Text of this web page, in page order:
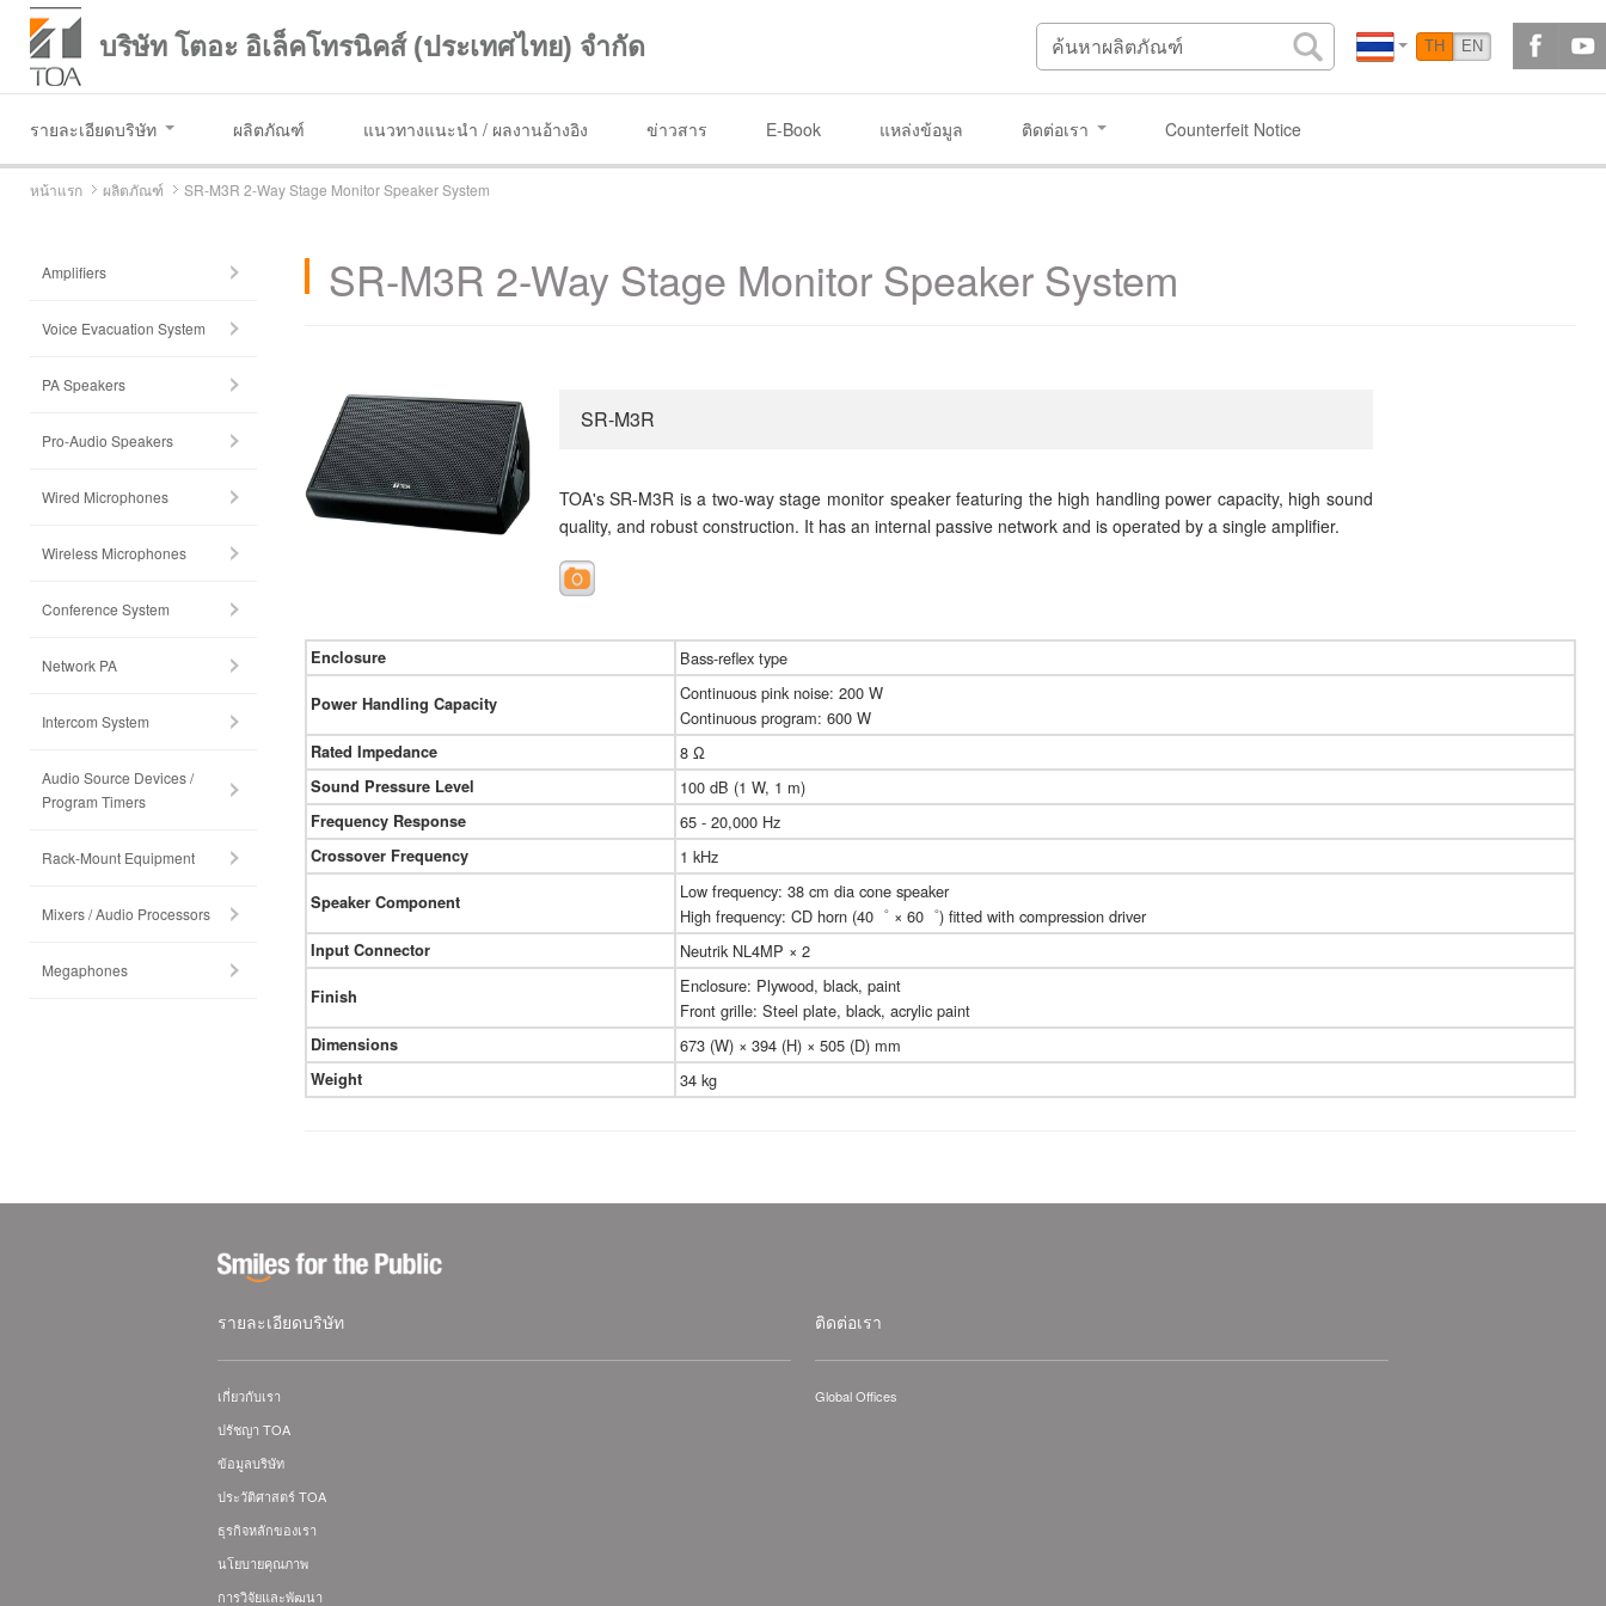
บริษัท โตอะ อิเล็คโทรนิคส์ (ประเทศไทย) จำกัด TH EN
รายละเอียดบริษัท ผลิตภัณฑ์ แนวทางแนะนำ / ผลงานอ้างอิง ข่าวสาร E-Book แหล่งข้อมูล ติดต่อเรา Counterfeit Notice
หน้าแรก ผลิตภัณฑ์ SR-M3R 2-Way Stage Monitor Speaker System
SR-M3R 2-Way Stage Monitor Speaker System
SR-M3R
TOA's SR-M3R is a two-way stage monitor speaker featuring the high handling power capacity, high sound
quality, and robust construction. It has an internal passive network and is operated by a single amplifier.
Enclosure Bass-reflex type
Power Handling Capacity
Continuous pink noise: 200 W
Continuous program: 600 W
Rated Impedance 8 Ω
Sound Pressure Level 100 dB (1 W, 1 m)
Frequency Response 65 - 20,000 Hz
Crossover Frequency 1 kHz
Speaker Component
Low frequency: 38 cm dia cone speaker
High frequency: CD horn (40゜ × 60゜) fitted with compression driver
Input Connector Neutrik NL4MP × 2
Finish
Enclosure: Plywood, black, paint
Front grille: Steel plate, black, acrylic paint
Dimensions 673 (W) × 394 (H) × 505 (D) mm
Weight 34 kg
Amplifiers
Voice Evacuation System
PA Speakers
Pro-Audio Speakers
Wired Microphones
Wireless Microphones
Conference System
Network PA
Intercom System
Audio Source Devices /
Program Timers
Rack-Mount Equipment
Mixers / Audio Processors
Megaphones
รายละเอียดบริษัท
เกี่ยวกับเรา
ปรัชญา TOA
ข้อมูลบริษัท
ประวัติศาสตร์ TOA
ธุรกิจหลักของเรา
นโยบายคุณภาพ
การวิจัยและพัฒนา
ติดต่อเรา
Global Offices